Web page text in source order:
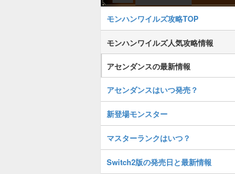
モンハンワイルズ攻略TOP
モンハンワイルズ人気攻略情報
アセンダンスの最新情報
アセンダンスはいつ発売？
新登場モンスター
マスターランクはいつ？
Switch2版の発売日と最新情報